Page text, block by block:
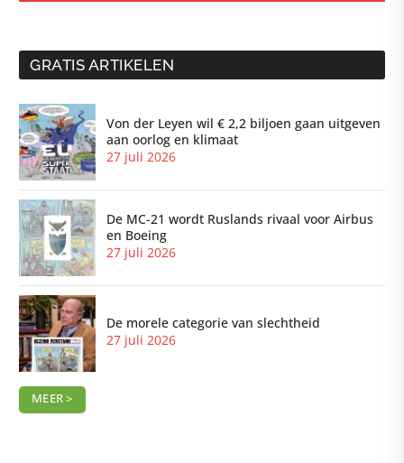
GRATIS ARTIKELEN
Von der Leyen wil € 2,2 biljoen gaan uitgeven
aan oorlog en klimaat
27 juli 2026
De MC-21 wordt Ruslands rivaal voor Airbus
en Boeing
27 juli 2026
De morele categorie van slechtheid
27 juli 2026
MEER >